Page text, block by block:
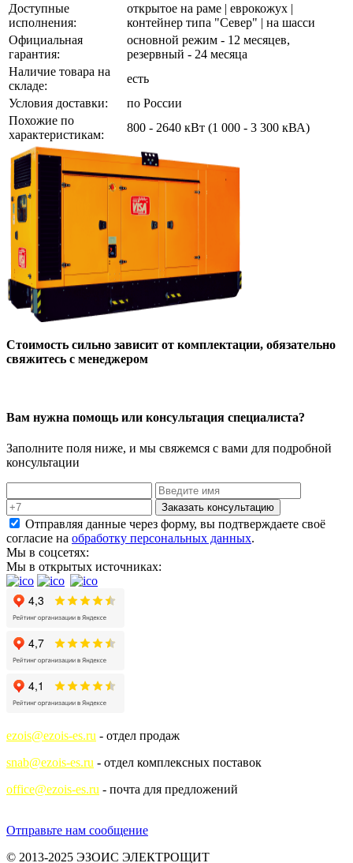
Доступные
исполнения:
открытое на раме | еврокожух |
контейнер типа "Север" | на шасси
Официальная
гарантия:
основной режим - 12 месяцев,
резервный - 24 месяца
Наличие товара на
складе:
есть
Условия доставки:
по России
Похожие по
характеристикам:
800 - 2640 кВт (1 000 - 3 300 кВА)
Стоимость сильно зависит от комплектации, обязательно
свяжитесь с менеджером
Вам нужна помощь или консультация специалиста?
Заполните поля ниже, и мы свяжемся с вами для подробной
консультации
Заказать консультацию
Отправляя данные через форму, вы подтверждаете своё
согласие на обработку персональных данных.
Мы в соцсетях:
Мы в открытых источниках:
ezois@ezois-es.ru - отдел продаж
snab@ezois-es.ru - отдел комплексных поставок
office@ezois-es.ru - почта для предложений
Отправьте нам сообщение
© 2013-2025 ЭЗОИС ЭЛЕКТРОЩИТ